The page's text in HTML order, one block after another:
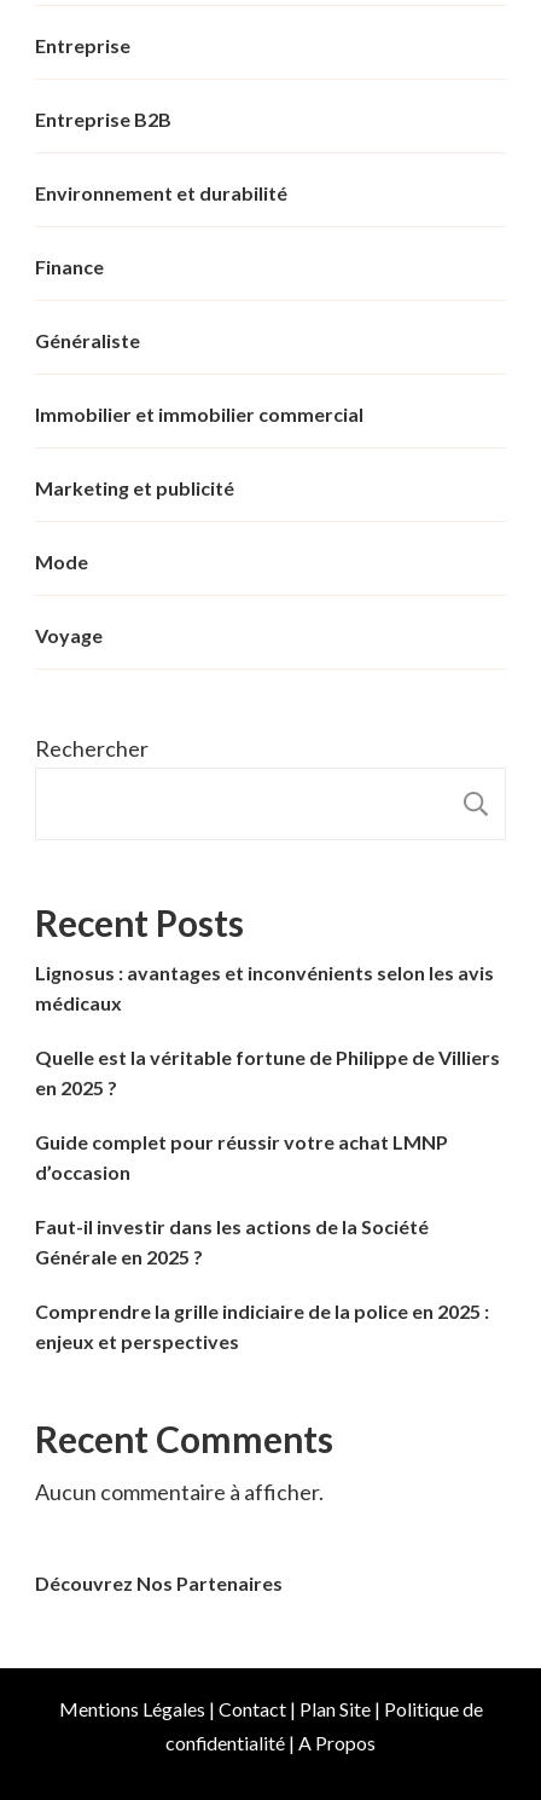
Entreprise
Entreprise B2B
Environnement et durabilité
Finance
Généraliste
Immobilier et immobilier commercial
Marketing et publicité
Mode
Voyage
Rechercher
Recent Posts
Lignosus : avantages et inconvénients selon les avis
médicaux
Quelle est la véritable fortune de Philippe de Villiers
en 2025 ?
Guide complet pour réussir votre achat LMNP
d’occasion
Faut-il investir dans les actions de la Société
Générale en 2025 ?
Comprendre la grille indiciaire de la police en 2025 :
enjeux et perspectives
Recent Comments
Aucun commentaire à afficher.
Découvrez Nos Partenaires
Mentions Légales | Contact| Plan Site| Politique de
confidentialité | A Propos